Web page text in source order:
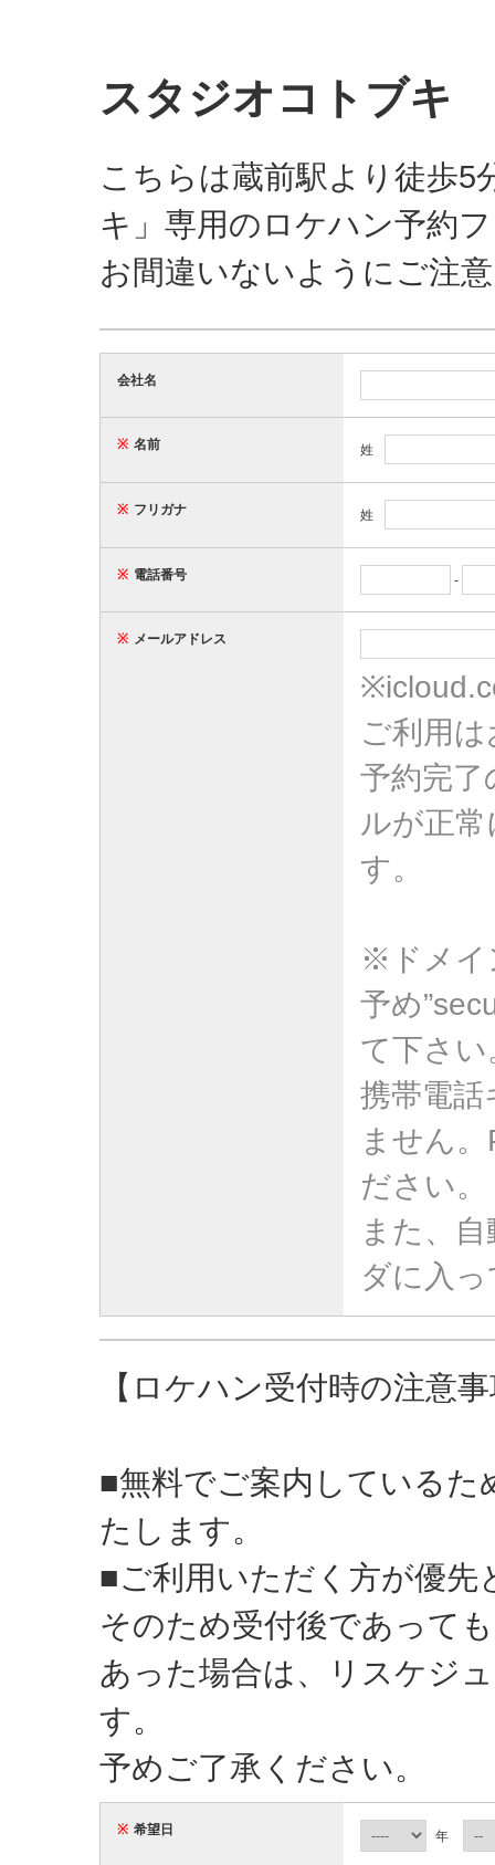
スタジオコトブキ
こちらは蔵前駅より徒歩
キ」専用のロケハン予約
お間違いないようにご注
会社名
※ 名前 姓
※ フリガナ 姓
※ 電話番号 -
※ メールアドレス
ご利用
予約完了
ルが正
す。
※ドメイ
予め
て下さい
携帯電
ません
ださい。
また、
ダに入
【ロケハン受付時の注意
■無料でご案内しているた
たします。
■ご利用いただく方が優先
そのため受付後であって
あった場合は、リスケジ
す。
予めご了承ください。
※ 希望日 年